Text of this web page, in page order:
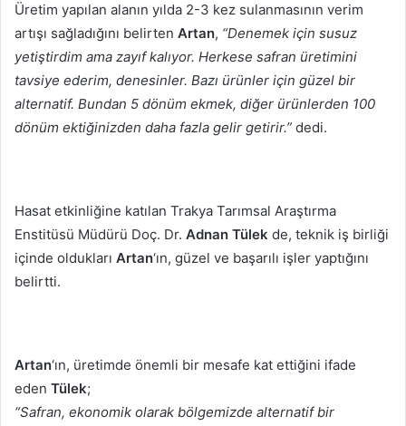
Üretim yapılan alanın yılda 2-3 kez sulanmasının verim
artışı sağladığını belirten Artan, “Denemek için susuz
yetiştirdim ama zayıf kalıyor. Herkese safran üretimini
tavsiye ederim, denesinler. Bazı ürünler için güzel bir
alternatif. Bundan 5 dönüm ekmek, diğer ürünlerden 100
dönüm ektiğinizden daha fazla gelir getirir.” dedi.
Hasat etkinliğine katılan Trakya Tarımsal Araştırma
Enstitüsü Müdürü Doç. Dr. Adnan Tülek de, teknik iş birliği
içinde oldukları Artan‘ın, güzel ve başarılı işler yaptığını
belirtti.
Artan‘ın, üretimde önemli bir mesafe kat ettiğini ifade
eden Tülek;
“Safran, ekonomik olarak bölgemizde alternatif bir